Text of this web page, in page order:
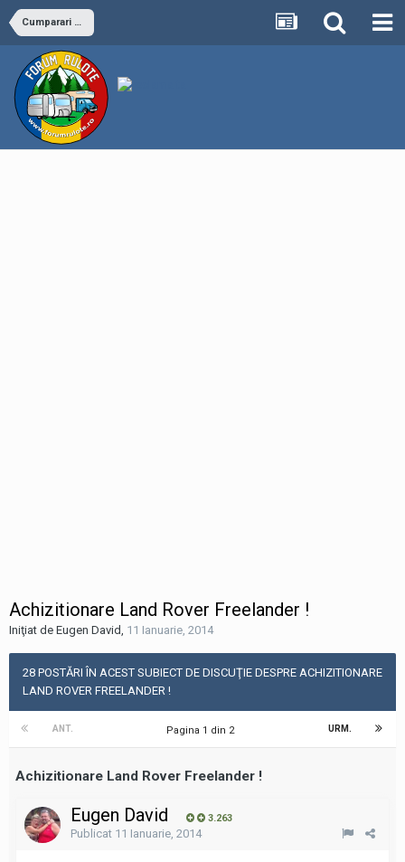
Cumparari Auto
Achizitionare Land Rover Freelander !
Iniţiat de Eugen David 11 Ianuarie, 2014
28 POSTĂRI ÎN ACEST SUBIECT DE DISCUŢIE DESPRE ACHIZITIONARE
LAND ROVER FREELANDER !
ANT. URM.
Pagina 1 din 2
Achizitionare Land Rover Freelander !
Eugen David 3.263
Publicat 11 Ianuarie, 2014